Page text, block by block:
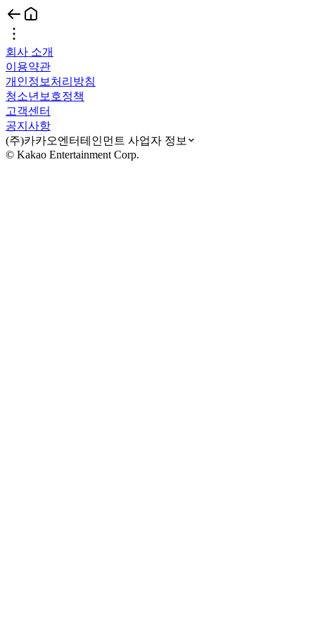
회사 소개
이용약관
개인정보처리방침
청소년보호정책
고객센터
공지사항
(주)카카오엔터테인먼트 사업자 정보
© Kakao Entertainment Corp.